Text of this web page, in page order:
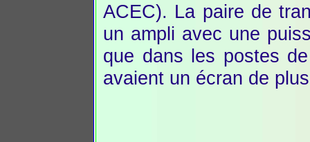
ACEC). La paire de
un ampli avec une
que dans les postes
avaient un écran de